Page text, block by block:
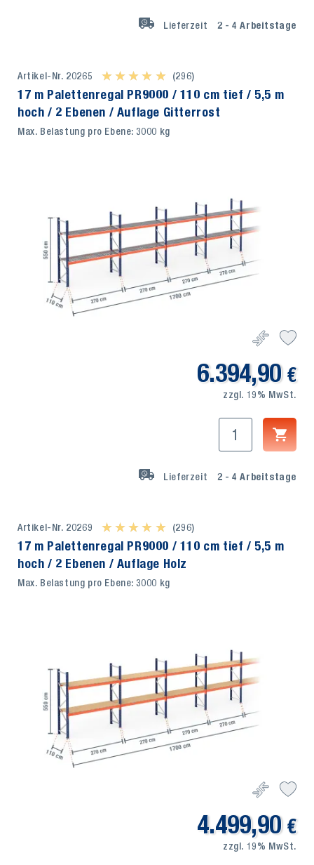
Lieferzeit 2 - 4 Arbeitstage
Artikel-Nr. 20265 ★ ★ ★ ★ ★
★ ★ ★ ★ ★ (296)
17 m Palettenregal PR9000 / 110 cm tief / 5,5 m
hoch / 2 Ebenen / Auflage Gitterrost
Max. Belastung pro Ebene: 3000 kg
6.394,90 €
zzgl. 19% MwSt.
Lieferzeit 2 - 4 Arbeitstage
Artikel-Nr. 20269 ★ ★ ★ ★ ★
★ ★ ★ ★ ★ (296)
17 m Palettenregal PR9000 / 110 cm tief / 5,5 m
hoch / 2 Ebenen / Auflage Holz
Max. Belastung pro Ebene: 3000 kg
4.499,90 €
zzgl. 19% MwSt.